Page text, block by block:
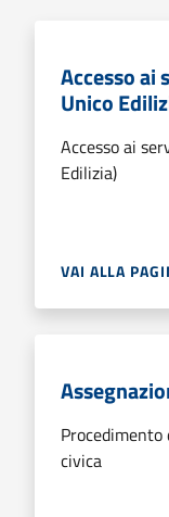
Accesso ai
Unico
Accesso ai
Edilizia)
VAI ALLA
Procedimento
civica